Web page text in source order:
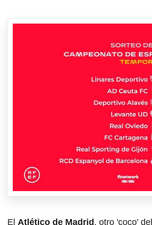
El Atlético de Madrid , otro 'coco'